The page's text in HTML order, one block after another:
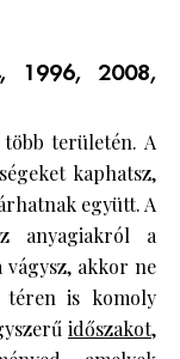
1996, 2008,
több területén. A
kaphatsz,
együtt. A
anyagiakról a
akkor ne
téren is komoly
időszakot,